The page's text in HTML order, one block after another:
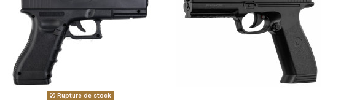
Rupture de stock